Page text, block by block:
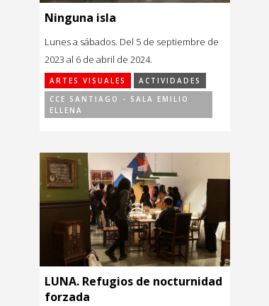
Ninguna isla
Lunes a sábados. Del 5 de septiembre de
2023 al 6 de abril de 2024.
ARTES VISUALES
ACTIVIDADES
CCE SANTIAGO - SALA EMILIO
ELLENA
LUNA. Refugios de nocturnidad
forzada